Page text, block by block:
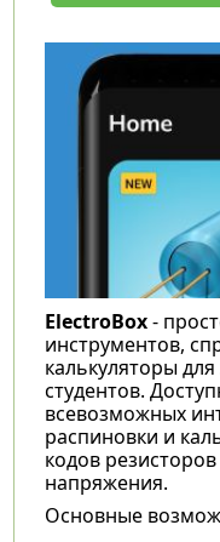
ElectroBox-
инструментов,
калькуляторы
студентов.
всевозможных
распиновки и
кодов
напряжения.
Основные